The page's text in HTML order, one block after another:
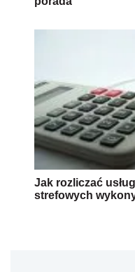
Jak rozliczać
strefowych